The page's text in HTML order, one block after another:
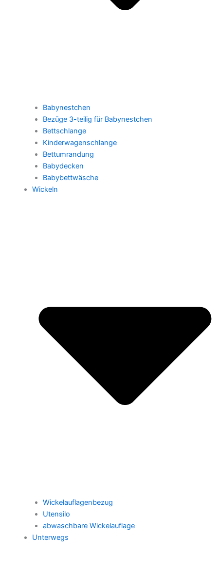
Babynestchen
Bezüge 3-teilig für Babynestchen
Bettschlange
Kinderwagenschlange
Bettumrandung
Babydecken
Babybettwäsche
Wickeln
Wickelauflagenbezug
Utensilo
abwaschbare Wickelauflage
Unterwegs